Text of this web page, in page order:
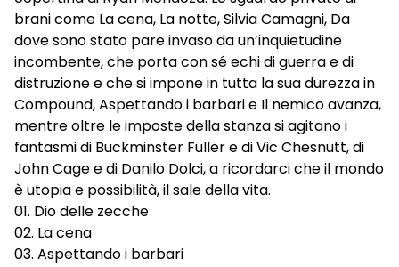
brani come La cena, La notte, Silvia Camagni, Da
dove sono stato pare invaso da un’inquietudine
incombente, che porta con sé echi di guerra e di
distruzione e che si impone in tutta la sua durezza in
Compound, Aspettando i barbari e Il nemico avanza,
mentre oltre le imposte della stanza si agitano i
fantasmi di Buckminster Fuller e di Vic Chesnutt, di
John Cage e di Danilo Dolci, a ricordarci che il mondo
è utopia e possibilità, il sale della vita.
01. Dio delle zecche
02. La cena
03. Aspettando i barbari